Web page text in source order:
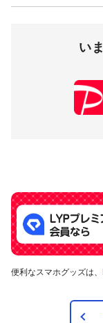
付
埼玉県秩父市内
掲出がある店舗
対象の支払方法
カード、PayPay
い
便利なスマホグッズは、